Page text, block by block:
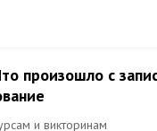
произошло с
и викторинам